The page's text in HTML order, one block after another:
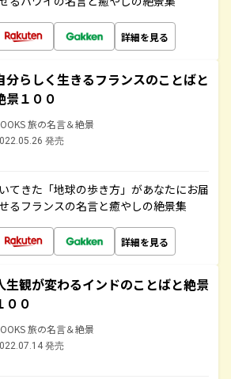
詳細を見る
分らしく生きるフランスのことばと
景１００
旅の名言＆絶景
発売
てきた「地球の歩き方」があなたにお届
るフランスの名言と癒やしの絶景集
詳細を見る
生観が変わるインドのことばと絶景
００
旅の名言＆絶景
発売